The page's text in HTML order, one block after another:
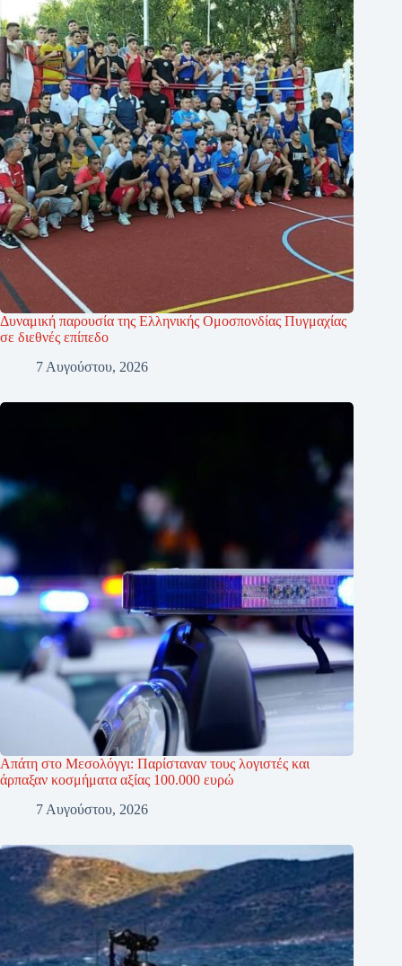
Δυναμική παρουσία της Ελληνικής Ομοσπονδίας Πυγμαχίας
σε διεθνές επίπεδο
7 Αυγούστου, 2026
Απάτη στο Μεσολόγγι: Παρίσταναν τους λογιστές και
άρπαξαν κοσμήματα αξίας 100.000 ευρώ
7 Αυγούστου, 2026